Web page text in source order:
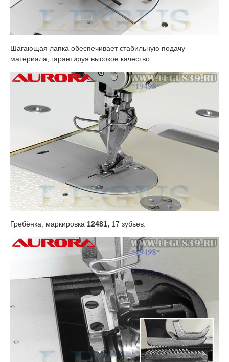
Шагающая лапка обеспечивает стабильную подачу
материала, гарантируя высокое качество.
Гребёнка, маркировка 12481, 17 зубьев: